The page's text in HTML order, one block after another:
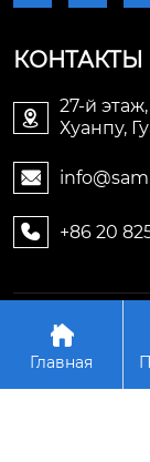
КОНТАКТЫ

27-й
Хуанпу,

 +86 20
Авторское
Электронные

Главная